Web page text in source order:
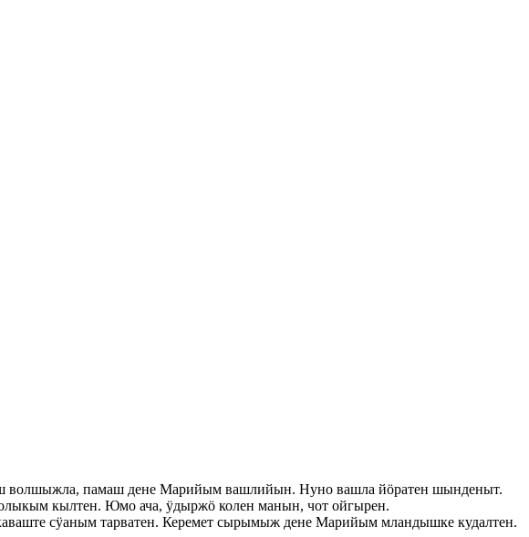
памаш дене Марийым вашлийын. Нуно вашла йöратен шынденыт.
кылтен. Юмо ача, ӱдыржö колен манын, чот ойгырен.
сӱаным тарватен. Керемет сырымыж дене Марийым мландышке кудалтен.